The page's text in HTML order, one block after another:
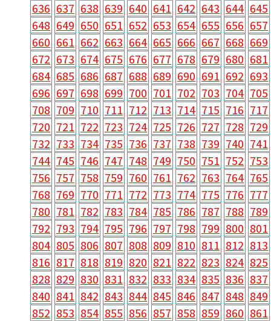
636 637 638 639 640 641 642 643 644 645
648 649 650 651 652 653 654 655 656 657
660 661 662 663 664 665 666 667 668 669
672 673 674 675 676 677 678 679 680 681
684 685 686 687 688 689 690 691 692 693
696 697 698 699 700 701 702 703 704 705
708 709 710 711 712 713 714 715 716 717
720 721 722 723 724 725 726 727 728 729
732 733 734 735 736 737 738 739 740 741
744 745 746 747 748 749 750 751 752 753
756 757 758 759 760 761 762 763 764 765
768 769 770 771 772 773 774 775 776 777
780 781 782 783 784 785 786 787 788 789
792 793 794 795 796 797 798 799 800 801
804 805 806 807 808 809 810 811 812 813
816 817 818 819 820 821 822 823 824 825
828 829 830 831 832 833 834 835 836 837
840 841 842 843 844 845 846 847 848 849
852 853 854 855 856 857 858 859 860 861